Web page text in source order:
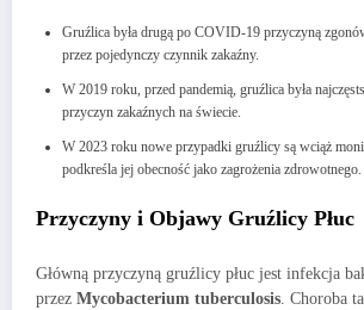
Gruźlica była drugą po COVID-19 przyczyną
przez pojedynczy czynnik zakaźny.
W 2019 roku, przed pandemią, gruźlica była
przyczyn zakaźnych na świecie.
W 2023 roku nowe przypadki gruźlicy są wciąż
podkreśla jej obecność jako zagrożenia zdrowotnego.
Przyczyny i Objawy Gruźlicy Płuc
Główną przyczyną gruźlicy płuc jest infekcja
przez Mycobacterium tuberculosis. Choroba